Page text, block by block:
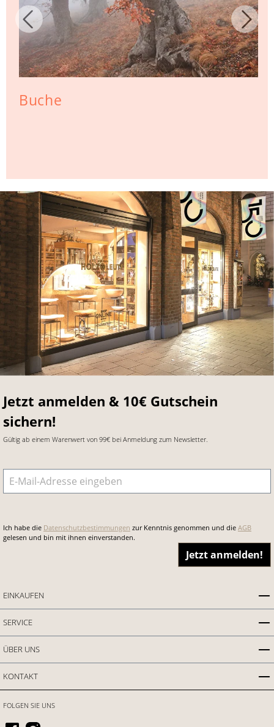
Buche
Jetzt anmelden & 10€ Gutschein
sichern!
Gültig ab einem Warenwert von 99€ bei Anmeldung zum Newsletter.
E-Mail-Adresse
Ich habe die Datenschutzbestimmungen zur Kenntnis genommen und die AGB
gelesen und bin mit ihnen einverstanden.
Jetzt anmelden!
EINKAUFEN
SERVICE
ÜBER UNS
KONTAKT
FOLGEN SIE UNS